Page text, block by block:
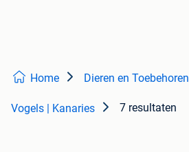
Home Dieren en Toebehoren
Vogels | Kanaries 7 resultaten